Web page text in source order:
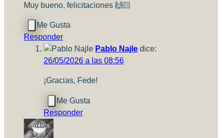
Muy bueno, felicitaciones 🙌🏻
Responder
Pablo Najle dice:
26/05/2026 a las 08:56
¡Gracias, Fede!
Responder